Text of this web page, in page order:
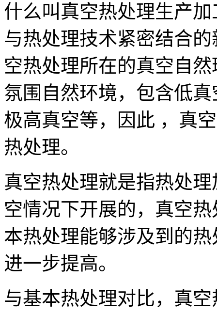
什么叫真空热处理生产
与热处理技术紧密结合
空热处理所在的真空自
氛围自然环境，包含低
极高真空等，因此 ，真
热处理。
真空热处理就是指热处
空情况下开展的，真空
本热处理能够涉及到的
进一步提高。
与基本热处理对比，真